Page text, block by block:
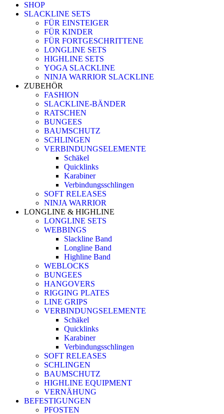
SHOP
SLACKLINE SETS
FÜR EINSTEIGER
FÜR KINDER
FÜR FORTGESCHRITTENE
LONGLINE SETS
HIGHLINE SETS
YOGA SLACKLINE
NINJA WARRIOR SLACKLINE
ZUBEHÖR
FASHION
SLACKLINE-BÄNDER
RATSCHEN
BUNGEES
BAUMSCHUTZ
SCHLINGEN
VERBINDUNGSELEMENTE
Schäkel
Quicklinks
Karabiner
Verbindungsschlingen
SOFT RELEASES
NINJA WARRIOR
LONGLINE & HIGHLINE
LONGLINE SETS
WEBBINGS
Slackline Band
Longline Band
Highline Band
WEBLOCKS
BUNGEES
HANGOVERS
RIGGING PLATES
LINE GRIPS
VERBINDUNGSELEMENTE
Schäkel
Quicklinks
Karabiner
Verbindungsschlingen
SOFT RELEASES
SCHLINGEN
BAUMSCHUTZ
HIGHLINE EQUIPMENT
VERNÄHUNG
BEFESTIGUNGEN
PFOSTEN